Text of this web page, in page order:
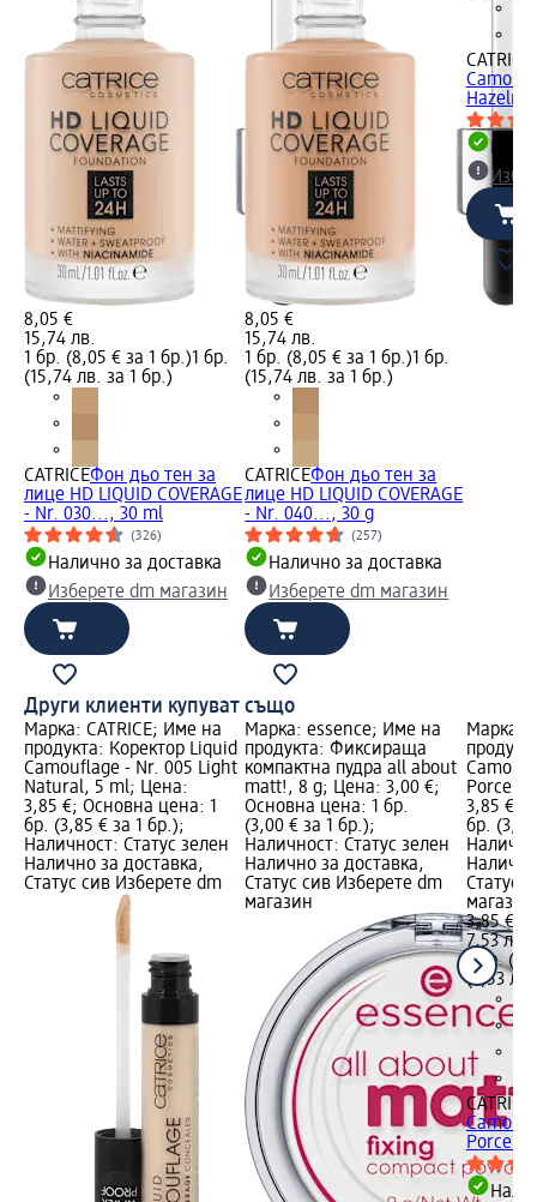
8,05 €
15,74 лв.
1 бр. (8,05 € за 1 бр.)1 бр.
(15,74 лв. за 1 бр.)
CATRICEФон дьо тен за
лице HD LIQUID COVERAGE
- Nr. 030..., 30 ml
(326)
Налично за доставка
Изберете dm магазин
8,05 €
15,74 лв.
1 бр. (8,05 € за 1 бр.)1 бр.
(15,74 лв. за 1 бр.)
CATRICEФон дьо тен за
лице HD LIQUID COVERAGE
- Nr. 040..., 30 g
(257)
Налично за доставка
Изберете dm магазин
CATRICE
Други клиенти купуват също
Марка: CATRICE; Име на
продукта: Коректор Liquid
Camouflage - Nr. 005 Light
Natural, 5 ml; Цена:
3,85 €; Основна цена: 1
бр. (3,85 € за 1 бр.);
Наличност: Статус зелен
Налично за доставка,
Статус сив Изберете dm
Марка: essence; Име на
продукта: Фиксираща
компактна пудра all about
matt!, 8 g; Цена: 3,00 €;
Основна цена: 1 бр.
(3,00 € за 1 бр.);
Наличност: Статус зелен
Налично за доставка,
Статус сив Изберете dm
магазин
Марка:
3,85 €;
бр.
Статус
магазин
3,85 €
7,53 лв.
1 бр.
(7,53
CATRICE